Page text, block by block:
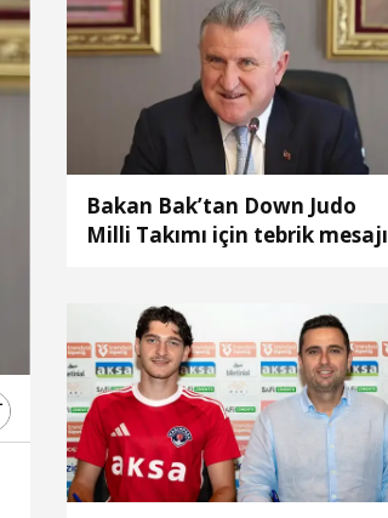
Bakan Bak’tan Down Judo
Milli Takımı için tebrik mesajı